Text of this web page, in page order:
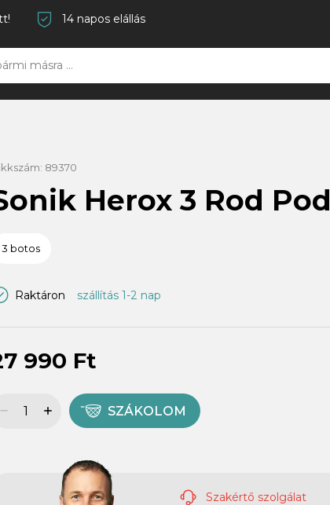
14 napos elállás
89370
Herox 3 Rod Pod
3 botos
Raktáron szállítás 1-2 nap
990 Ft
SZÁKOLOM
Szakértő szolgálat